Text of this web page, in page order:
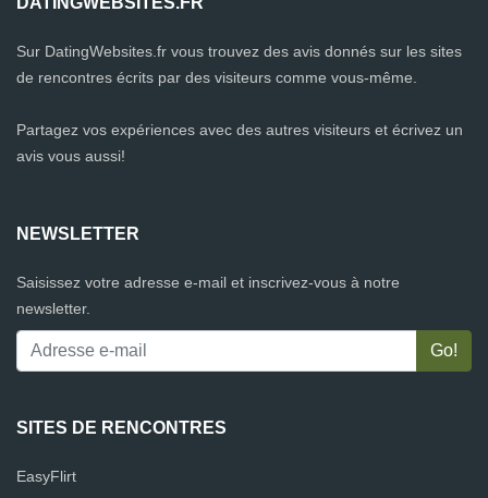
Sur DatingWebsites.fr vous trouvez des avis donnés sur les sites
de rencontres écrits par des visiteurs comme vous-même.
Partagez vos expériences avec des autres visiteurs et écrivez un
avis vous aussi!
NEWSLETTER
Saisissez votre adresse e-mail et inscrivez-vous à notre
newsletter.
SITES DE RENCONTRES
EasyFlirt